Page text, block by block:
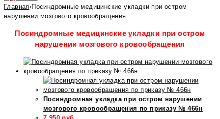
Главная›Посиндромные медицинские укладки при остром
нарушении мозгового кровообращения
Посиндромные медицинские укладки при остром
нарушении мозгового кровообращения
Посиндромная укладка при остром нарушении
мозгового кровообращения по приказу № 466н